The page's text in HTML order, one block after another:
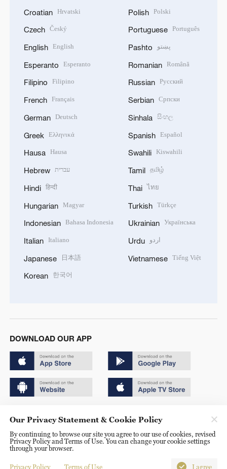
Croatian Hrvatski
Czech Český
English English
Esperanto Esperanto
Filipino Filipino
French Français
German Deutsch
Greek Ελληνικά
Hausa Hausa
Hebrew עברית
Hindi हिन्दी
Hungarian Magyar
Indonesian Bahasa Indonesia
Italian Italiano
Japanese 日本語
Korean 한국어
Polish Polski
Portuguese Português
Pashto پښتو
Romanian Română
Russian Русский
Serbian Српски
Sinhala සිංහල
Spanish Español
Swahili Kiswahili
Tamil தமிழ்
Thai ไทย
Turkish Türkçe
Ukrainian Українська
Urdu اردو
Vietnamese Tiếng Việt
DOWNLOAD OUR APP
京ICP备20000184号
京公网安备 11010502050052号
Disinformation report hotline: 010-85061466
Our Privacy Statement & Cookie Policy
By continuing to browse our site you agree to our use of cookies, revised
Privacy Policy and Terms of Use. You can change your cookie settings
through your browser.
Privacy Policy Terms of Use I agree